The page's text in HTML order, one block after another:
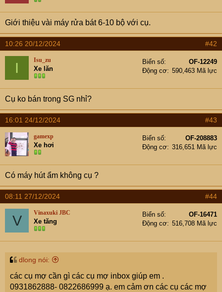
Giới thiệu vài máy rửa bát 6-10 bộ với cụ.
10:26 20/12/2024 #42
I Isu_zu
Xe lăn
Biển số
OF-12249
Động cơ
590,463 Mã lực
Cụ ko bán trong SG nhỉ?
16:01 24/12/2024 #43
gamexp
Xe hơi
Biển số
OF-208883
Động cơ
316,651 Mã lực
Có máy hút ẩm không cụ ?
08:11 27/12/2024 #44
V Vinaxuki JBC
Xe tăng
Biển số
OF-16471
Động cơ
516,708 Mã lực
dlong nói:
các cụ mợ cần gì các cụ mợ inbox giúp em .
0931862888- 0822686999 ạ. em cảm ơn các cụ các mợ